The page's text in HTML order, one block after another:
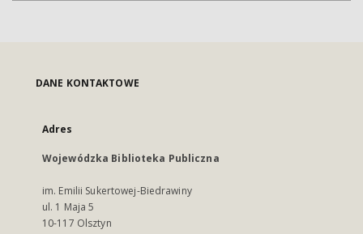
DANE KONTAKTOWE
Adres
Wojewódzka Biblioteka Publiczna
im. Emilii Sukertowej-Biedrawiny
ul. 1 Maja 5
10-117 Olsztyn